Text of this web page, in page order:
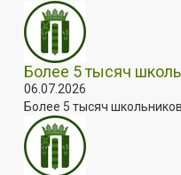
Более 5 тысяч
06.07.2026
Более 5 тысяч